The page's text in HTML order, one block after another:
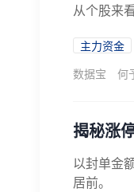
从个股来
主力资金
数据宝
何
揭秘涨
以封单金
居前。